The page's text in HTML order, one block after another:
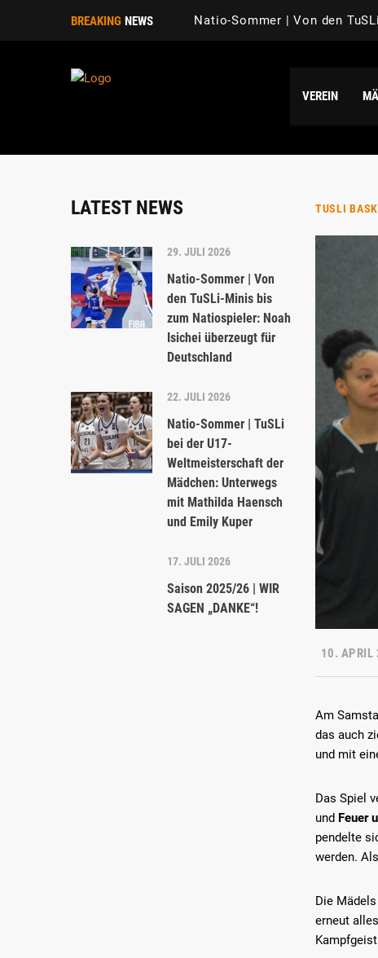
BREAKING NEWS
VEREIN
TUSLI
10. APRIL
Am
das auch
und mit
Das Spiel
und Feuer
pendelte
werden.
Die
erneut
LATEST NEWS
29. JULI 2026
Natio-Sommer | Von
den TuSLi-Minis bis
zum Natiospieler: Noah
Isichei überzeugt für
Deutschland
22. JULI 2026
Natio-Sommer | TuSLi
bei der U17-
Weltmeisterschaft der
Mädchen: Unterwegs
mit Mathilda Haensch
und Emily Kuper
17. JULI 2026
Saison 2025/26 | WIR
SAGEN „DANKE“!